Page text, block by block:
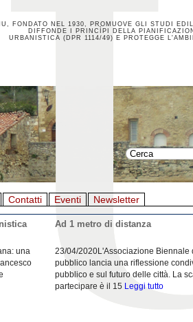
FONDATO NEL 1930, PROMUOVE GLI STUDI
DIFFONDE I PRINCÌPI DELLA
URBANISTICA (DPR 1114/49) E PROTEGGE
Contatti Eventi Newsletter
una
Ad 1 metro di distanza
23/04/2020L'Associazione Biennale
pubblico lancia una riflessione
pubblico e sul futuro delle città. La
partecipare è il 15 Leggi tutto